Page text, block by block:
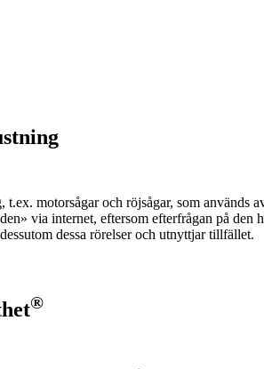
motorsågar och röjsågar, som används
via internet, eftersom efterfrågan på
dessa rörelser och utnyttjar tillfället.
®